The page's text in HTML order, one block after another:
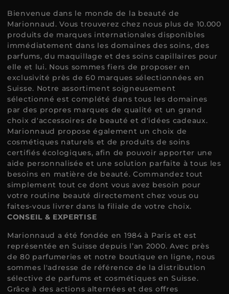
Bienvenue dans le monde de la beauté de
Marionnaud. Vous trouverez chez nous plus de 10.000
produits de marques internationales disponibles
immédiatement dans les domaines des soins, des
parfums, du maquillage et des soins capillaires pour
elle et lui. Nous sommes fiers de proposer en
exclusivité près de 60 marques sélectionnées en
Suisse. Notre assortiment soigneusement
sélectionné est complété dans tous les domaines
par des propres marques de qualité et un grand
choix d'accessoires de beauté et d'idées cadeaux.
Marionnaud propose également un choix de
cosmétiques naturels et de produits de soins
certifiés écologiques, afin de pouvoir apporter une
aide personnalisée et une solution parfaite à tous les
besoins en matière de beauté. Commandez tout
simplement tout ce dont vous avez besoin pour
votre routine beauté directement chez vous ou
faites-vous livrer dans la filiale de votre choix.
CONSEIL & EXPERTISE
Marionnaud a été fondée en 1984 à Paris et est
représentée en Suisse depuis l’an 2000. Avec près
de 80 parfumeries et notre boutique en ligne, nous
sommes l'adresse de référence de la distribution
sélective de parfums et cosmétiques en Suisse.
Grâce à des actions alternées et des offres